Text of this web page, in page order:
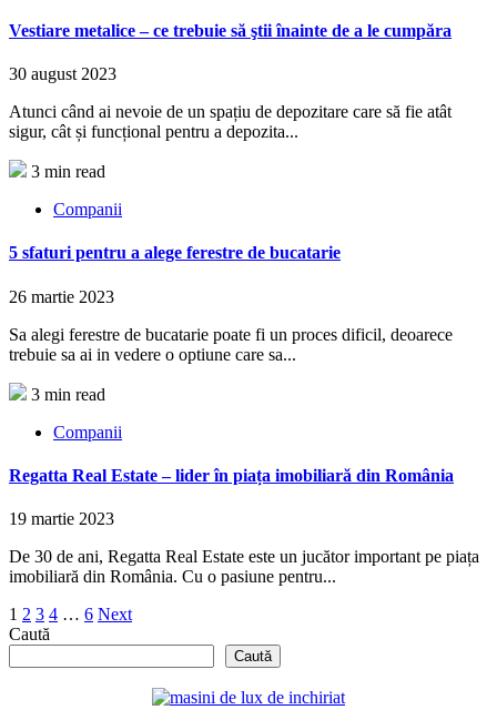
Vestiare metalice – ce trebuie să ştii înainte de a le cumpăra
30 august 2023
Atunci când ai nevoie de un spațiu de depozitare care să fie atât
sigur, cât și funcțional pentru a depozita...
3 min read
Companii
5 sfaturi pentru a alege ferestre de bucatarie
26 martie 2023
Sa alegi ferestre de bucatarie poate fi un proces dificil, deoarece
trebuie sa ai in vedere o optiune care sa...
3 min read
Companii
Regatta Real Estate – lider în piața imobiliară din România
19 martie 2023
De 30 de ani, Regatta Real Estate este un jucător important pe piața
imobiliară din România. Cu o pasiune pentru...
Paginație
articole
1 2 3 4 … 6 Next
Caută
Caută